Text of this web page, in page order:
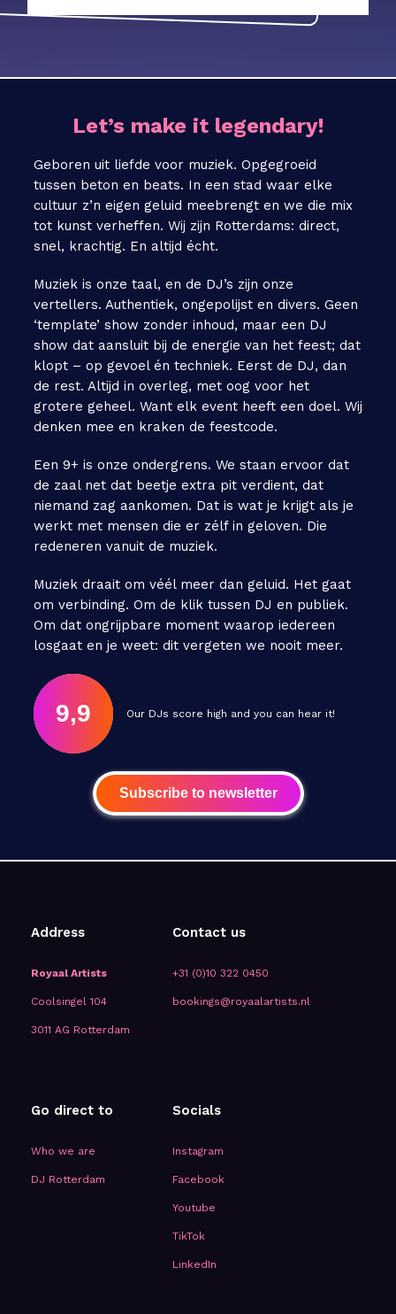
Let’s make it legendary!
Geboren uit liefde voor muziek. Opgegroeid
tussen beton en beats. In een stad waar elke
cultuur z’n eigen geluid meebrengt en we die mix
tot kunst verheffen. Wij zijn Rotterdams: direct,
snel, krachtig. En altijd écht.
Muziek is onze taal, en de DJ’s zijn onze
vertellers. Authentiek, ongepolijst en divers. Geen
‘template’ show zonder inhoud, maar een DJ
show dat aansluit bij de energie van het feest; dat
klopt – op gevoel én techniek. Eerst de DJ, dan
de rest. Altijd in overleg, met oog voor het
grotere geheel. Want elk event heeft een doel. Wij
denken mee en kraken de feestcode.
Een 9+ is onze ondergrens. We staan ervoor dat
de zaal net dat beetje extra pit verdient, dat
niemand zag aankomen. Dat is wat je krijgt als je
werkt met mensen die er zélf in geloven. Die
redeneren vanuit de muziek.
Muziek draait om véél meer dan geluid. Het gaat
om verbinding. Om de klik tussen DJ en publiek.
Om dat ongrijpbare moment waarop iedereen
losgaat en je weet: dit vergeten we nooit meer.
9,9 Our DJs score high and you can hear it!
Subscribe to newsletter
Address
Royaal Artists
Coolsingel 104
3011 AG Rotterdam
Contact us
+31 (0)10 322 0450
bookings@royaalartists.nl
Go direct to
Who we are
DJ Rotterdam
Socials
Instagram
Facebook
Youtube
TikTok
LinkedIn